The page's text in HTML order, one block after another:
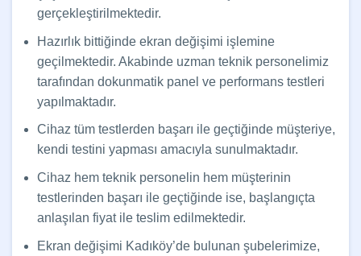
gerçekleştirilmektedir.
Hazırlık bittiğinde ekran değişimi işlemine
geçilmektedir. Akabinde uzman teknik personelimiz
tarafından dokunmatik panel ve performans testleri
yapılmaktadır.
Cihaz tüm testlerden başarı ile geçtiğinde müşteriye,
kendi testini yapması amacıyla sunulmaktadır.
Cihaz hem teknik personelin hem müşterinin
testlerinden başarı ile geçtiğinde ise, başlangıçta
anlaşılan fiyat ile teslim edilmektedir.
Ekran değişimi Kadıköy’de bulunan şubelerimize,